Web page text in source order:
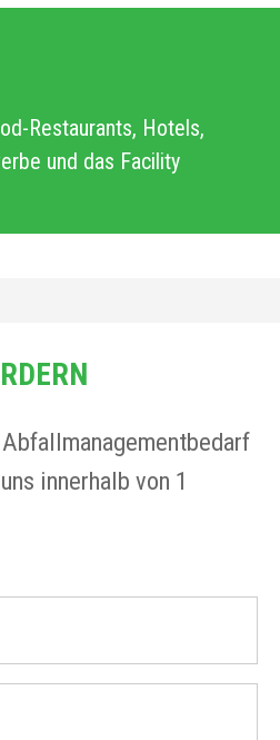
Restaurants, Hotels,
und das Facility
innerhalb von 1